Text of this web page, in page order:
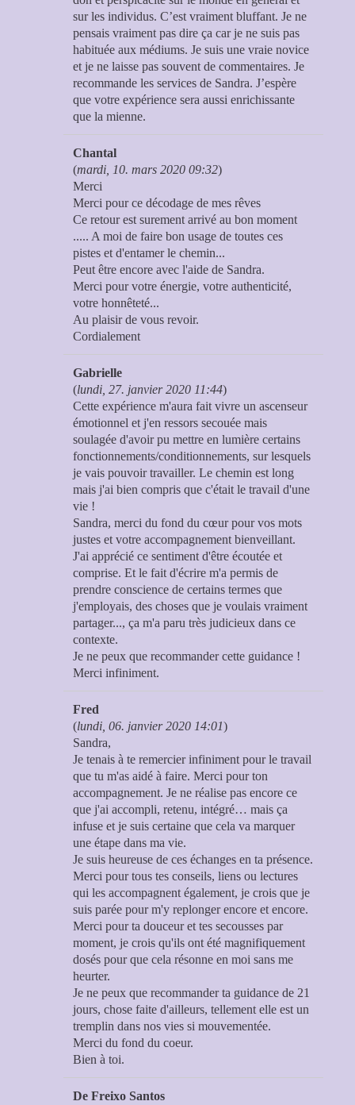
sur les individus. C’est vraiment bluffant. Je ne
pensais vraiment pas dire ça car je ne suis pas
habituée aux médiums. Je suis une vraie novice
et je ne laisse pas souvent de commentaires. Je
recommande les services de Sandra. J’espère
que votre expérience sera aussi enrichissante
que la mienne.
Chantal
(mardi, 10. mars 2020 09:32)
Merci
Merci pour ce décodage de mes rêves
Ce retour est surement arrivé au bon moment
..... A moi de faire bon usage de toutes ces
pistes et d'entamer le chemin...
Peut être encore avec l'aide de Sandra.
Merci pour votre énergie, votre authenticité,
votre honnêteté...
Au plaisir de vous revoir.
Cordialement
Gabrielle
(lundi, 27. janvier 2020 11:44)
Cette expérience m'aura fait vivre un ascenseur
émotionnel et j'en ressors secouée mais
soulagée d'avoir pu mettre en lumière certains
fonctionnements/conditionnements, sur lesquels
je vais pouvoir travailler. Le chemin est long
mais j'ai bien compris que c'était le travail d'une
vie !
Sandra, merci du fond du cœur pour vos mots
justes et votre accompagnement bienveillant.
J'ai apprécié ce sentiment d'être écoutée et
comprise. Et le fait d'écrire m'a permis de
prendre conscience de certains termes que
j'employais, des choses que je voulais vraiment
partager..., ça m'a paru très judicieux dans ce
contexte.
Je ne peux que recommander cette guidance !
Merci infiniment.
Fred
(lundi, 06. janvier 2020 14:01)
Sandra,
Je tenais à te remercier infiniment pour le travail
que tu m'as aidé à faire. Merci pour ton
accompagnement. Je ne réalise pas encore ce
que j'ai accompli, retenu, intégré… mais ça
infuse et je suis certaine que cela va marquer
une étape dans ma vie.
Je suis heureuse de ces échanges en ta présence.
Merci pour tous tes conseils, liens ou lectures
qui les accompagnent également, je crois que je
suis parée pour m'y replonger encore et encore.
Merci pour ta douceur et tes secousses par
moment, je crois qu'ils ont été magnifiquement
dosés pour que cela résonne en moi sans me
heurter.
Je ne peux que recommander ta guidance de 21
jours, chose faite d'ailleurs, tellement elle est un
tremplin dans nos vies si mouvementée.
Merci du fond du coeur.
Bien à toi.
De Freixo Santos